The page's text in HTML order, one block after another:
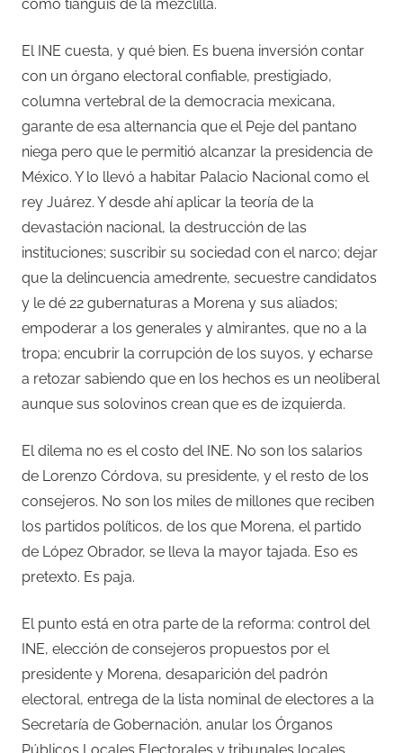
como tianguis de la mezclilla.
El INE cuesta, y qué bien. Es buena inversión contar
con un órgano electoral confiable, prestigiado,
columna vertebral de la democracia mexicana,
garante de esa alternancia que el Peje del pantano
niega pero que le permitió alcanzar la presidencia de
México. Y lo llevó a habitar Palacio Nacional como el
rey Juárez. Y desde ahí aplicar la teoría de la
devastación nacional, la destrucción de las
instituciones; suscribir su sociedad con el narco; dejar
que la delincuencia amedrente, secuestre candidatos
y le dé 22 gubernaturas a Morena y sus aliados;
empoderar a los generales y almirantes, que no a la
tropa; encubrir la corrupción de los suyos, y echarse
a retozar sabiendo que en los hechos es un neoliberal
aunque sus solovinos crean que es de izquierda.
El dilema no es el costo del INE. No son los salarios
de Lorenzo Córdova, su presidente, y el resto de los
consejeros. No son los miles de millones que reciben
los partidos políticos, de los que Morena, el partido
de López Obrador, se lleva la mayor tajada. Eso es
pretexto. Es paja.
El punto está en otra parte de la reforma: control del
INE, elección de consejeros propuestos por el
presidente y Morena, desaparición del padrón
electoral, entrega de la lista nominal de electores a la
Secretaría de Gobernación, anular los Órganos